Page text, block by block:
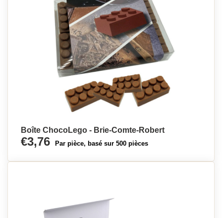
Boîte ChocoLego - Brie-Comte-Robert
€3,76 Par pièce, basé sur 500 pièces